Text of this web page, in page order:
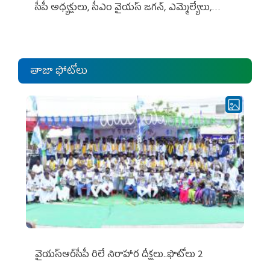
సీపీ అధ్య‌క్షులు, సీఎం వైయ‌స్ జ‌గ‌న్, ఎమ్మెల్యేలు,
తాజా ఫోటోలు
వైయ‌స్ఆర్‌సీపీ రిలే నిరాహార దీక్షలు..ఫొటోలు 2